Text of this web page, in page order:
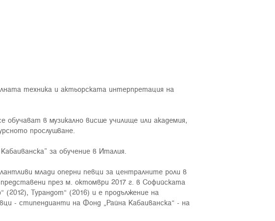
техника и актьорската интерпретация на
в музикално висше училище или академия,
прослушване.
за обучение в Италия.
млади оперни певци за централните роли в
през м. октомври 2017 г. в Софийската
Турандот“ (2016) и е продължение на
- стипендианти на Фонд „Райна Кабаиванска“ - на